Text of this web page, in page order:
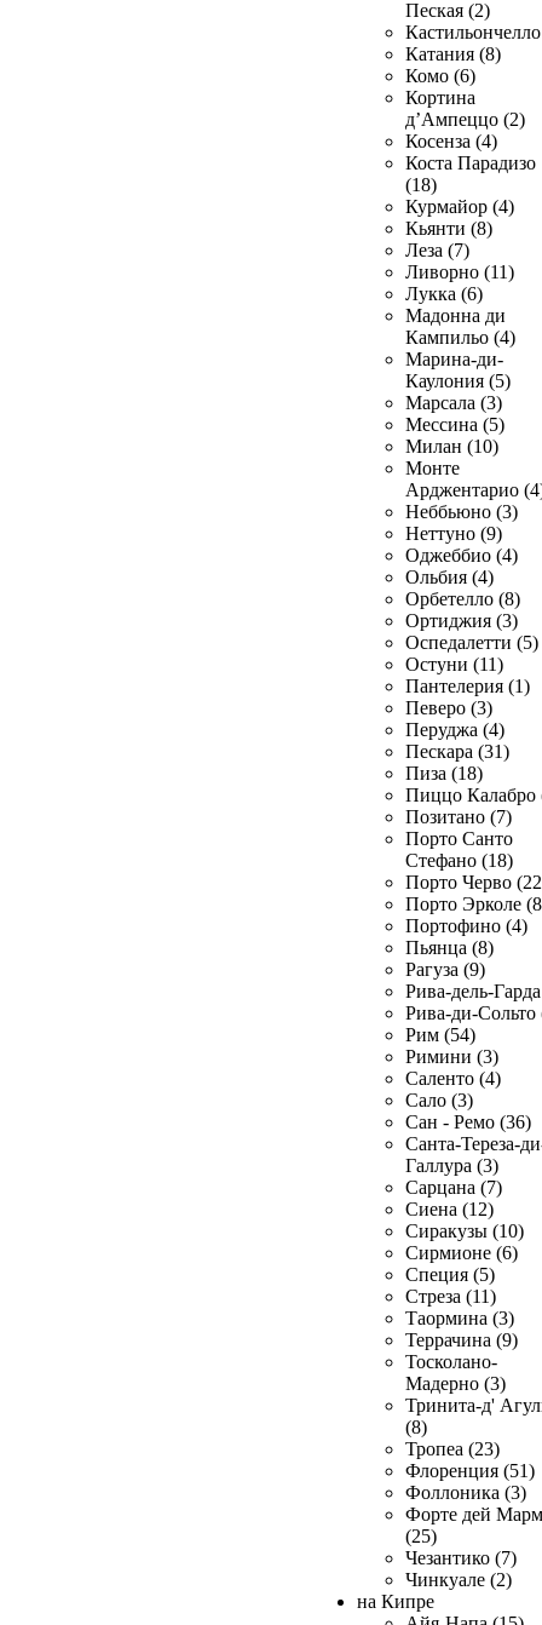
Пеская (2)
Катания (8)
Комо (6)
Кортина
д’Ампеццо (2)
Косенза (4)
Коста Парадизо
(18)
Курмайор (4)
Кьянти (8)
Леза (7)
Ливорно (11)
Лукка (6)
Мадонна ди
Кампильо (4)
Марина-ди-
Каулония (5)
Марсала (3)
Мессина (5)
Милан (10)
Монте
Арджентарио
Неббьюно (3)
Неттуно (9)
Оджеббио (4)
Ольбия (4)
Орбетелло (8)
Ортиджия (3)
Оспедалетти (5)
Остуни (11)
Пантелерия (1)
Певеро (3)
Перуджа (4)
Пескара (31)
Пиза (18)
Пиццо Калабро
Позитано (7)
Порто Санто
Стефано (18)
Порто Черво
Порто Эрколе
Портофино (4)
Пьянца (8)
Рагуза (9)
Рива-дель-
Рива-ди-Сольто
Рим (54)
Римини (3)
Саленто (4)
Сало (3)
Сан - Ремо (36)
Санта-Тереза-
Галлура (3)
Сарцана (7)
Сиена (12)
Сиракузы (10)
Сирмионе (6)
Специя (5)
Стреза (11)
Таормина (3)
Террачина (9)
Тосколано-
Мадерно (3)
Тринита-д'
(8)
Тропеа (23)
Флоренция (51)
Фоллоника (3)
Форте дей
(25)
Чезантико (7)
Чинкуале (2)
на Кипре